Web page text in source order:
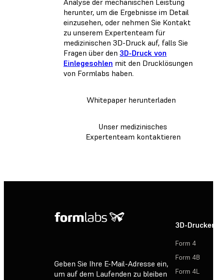
herunter, um die Ergebnisse im Detail
einzusehen, oder nehmen Sie Kontakt
zu unserem Expertenteam für
medizinischen 3D-Druck auf, falls Sie
Fragen über den 3D-Druck von
Einlegesohlen mit den Drucklösungen
von Formlabs haben.
Whitepaper herunterladen
Unser medizinisches
Expertenteam kontaktieren
Geben Sie Ihre E-Mail-Adresse ein,
um auf dem Laufenden zu bleiben
3D-Drucker
Form 4
Form 4B
Form 4L